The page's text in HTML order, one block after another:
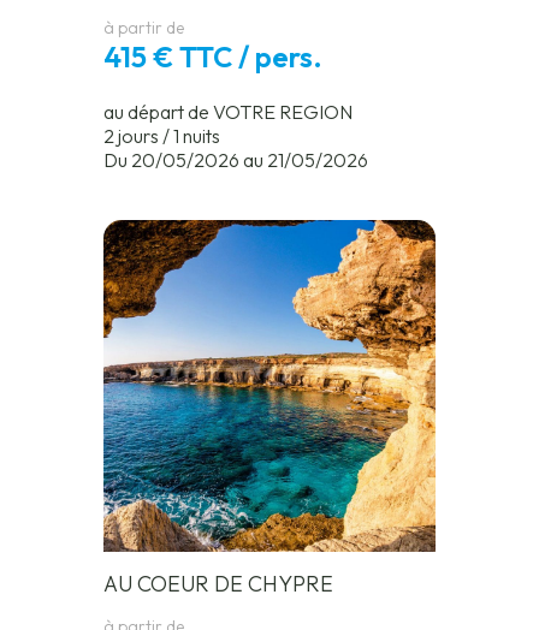
à partir de
415 € TTC / pers.
au départ de VOTRE REGION
2 jours / 1 nuits
Du 20/05/2026 au 21/05/2026
AU COEUR DE CHYPRE